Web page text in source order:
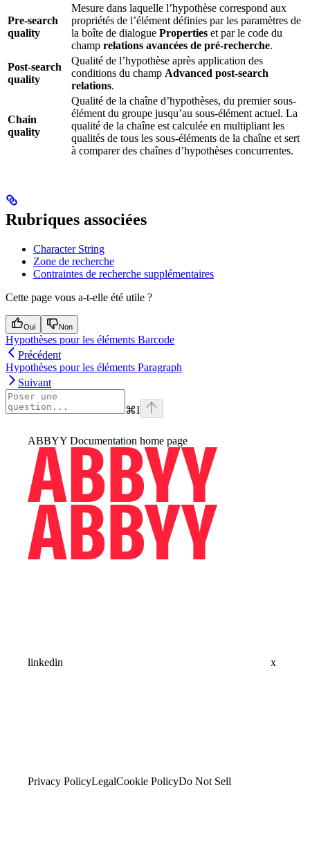
Pre-search
quality
Mesure dans laquelle l’hypothèse correspond aux
propriétés de l’élément définies par les paramètres de
la boîte de dialogue Properties et par le code du
champ relations avancées de pré-recherche.
Post-search
quality
Qualité de l’hypothèse après application des
conditions du champ Advanced post-search
relations.
Chain
quality
Qualité de la chaîne d’hypothèses, du premier sous-
élément du groupe jusqu’au sous-élément actuel. La
qualité de la chaîne est calculée en multipliant les
qualités de tous les sous-éléments de la chaîne et sert
à comparer des chaînes d’hypothèses concurrentes.
Rubriques associées
Character String
Zone de recherche
Contraintes de recherche supplémentaires
Cette page vous a-t-elle été utile ?
Oui Non
Hypothèses pour les éléments Barcode
Précédent
Hypothèses pour les éléments Paragraph
Suivant
⌘I
ABBYY Documentation home page
linkedin x
Privacy PolicyLegalCookie PolicyDo Not Sell